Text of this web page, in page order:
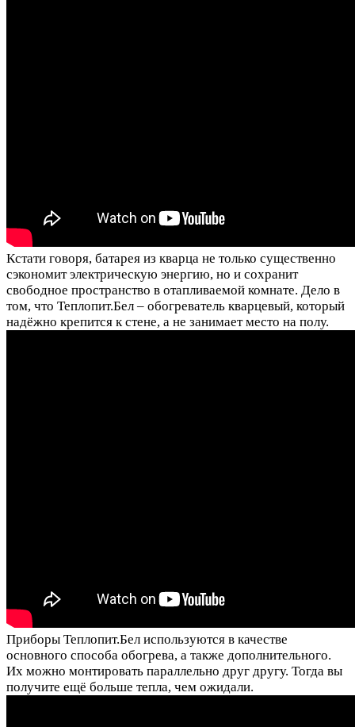
Кстати говоря, батарея из кварца не только существенно
сэкономит электрическую энергию, но и сохранит
свободное пространство в отапливаемой комнате. Дело в
том, что Теплопит.Бел – обогреватель кварцевый, который
надёжно крепится к стене, а не занимает место на полу.
Приборы Теплопит.Бел используются в качестве
основного способа обогрева, а также дополнительного.
Их можно монтировать параллельно друг другу. Тогда вы
получите ещё больше тепла, чем ожидали.